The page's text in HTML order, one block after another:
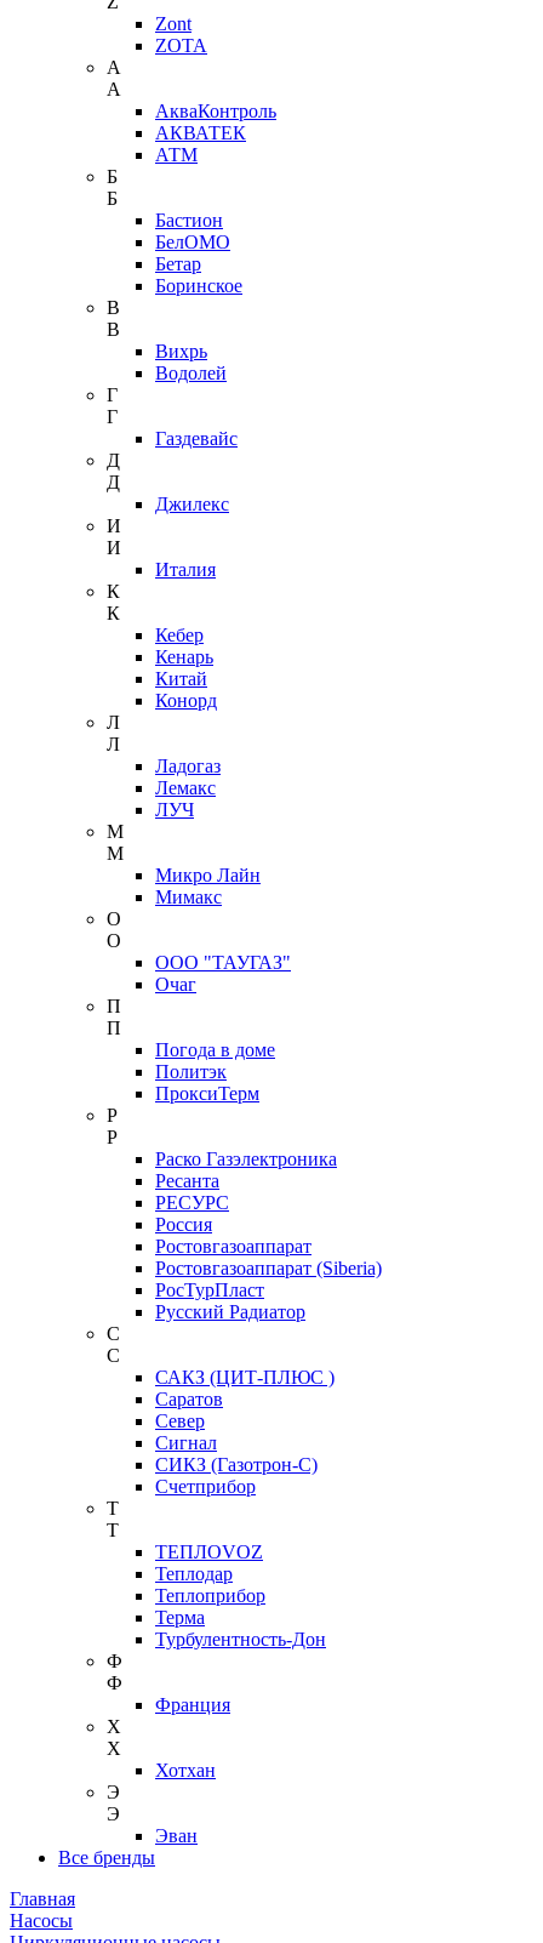
Zont
ZOTA
А
А
АкваКонтроль
АКВАТЕК
АТМ
Б
Б
Бастион
БелОМО
Бетар
Боринское
В
В
Вихрь
Водолей
Г
Г
Газдевайс
Д
Д
Джилекс
И
И
Италия
К
К
Кебер
Кенарь
Китай
Конорд
Л
Л
Ладогаз
Лемакс
ЛУЧ
М
М
Микро Лайн
Мимакс
О
О
ООО "ТАУГАЗ"
Очаг
П
П
Погода в доме
Политэк
ПроксиТерм
Р
Р
Раско Газэлектроника
Ресанта
РЕСУРС
Россия
Ростовгазоаппарат
Ростовгазоаппарат (Siberia)
РосТурПласт
Русский Радиатор
С
С
САКЗ (ЦИТ-ПЛЮС )
Саратов
Север
Сигнал
СИКЗ (Газотрон-С)
Счетприбор
Т
Т
ТЕПЛОVOZ
Теплодар
Теплоприбор
Терма
Турбулентность-Дон
Ф
Ф
Франция
Х
Х
Хотхан
Э
Э
Эван
Все бренды
Главная
Насосы